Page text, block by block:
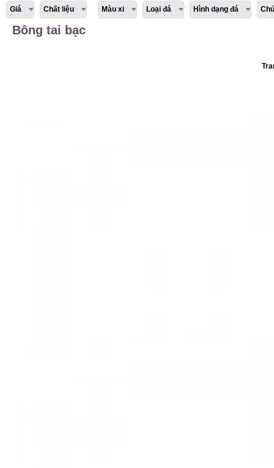
Giá Chất liệu Màu xi Loại đá Hình dạng đá
Bông tai bạc